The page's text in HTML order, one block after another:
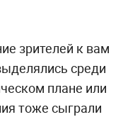
зрителей к вам
среди
плане или
тоже сыграли